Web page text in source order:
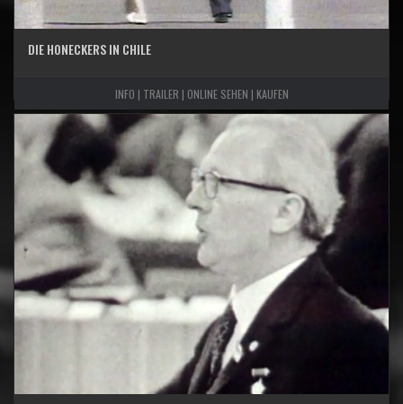
DIE HONECKERS IN CHILE
INFO | TRAILER | ONLINE SEHEN | KAUFEN